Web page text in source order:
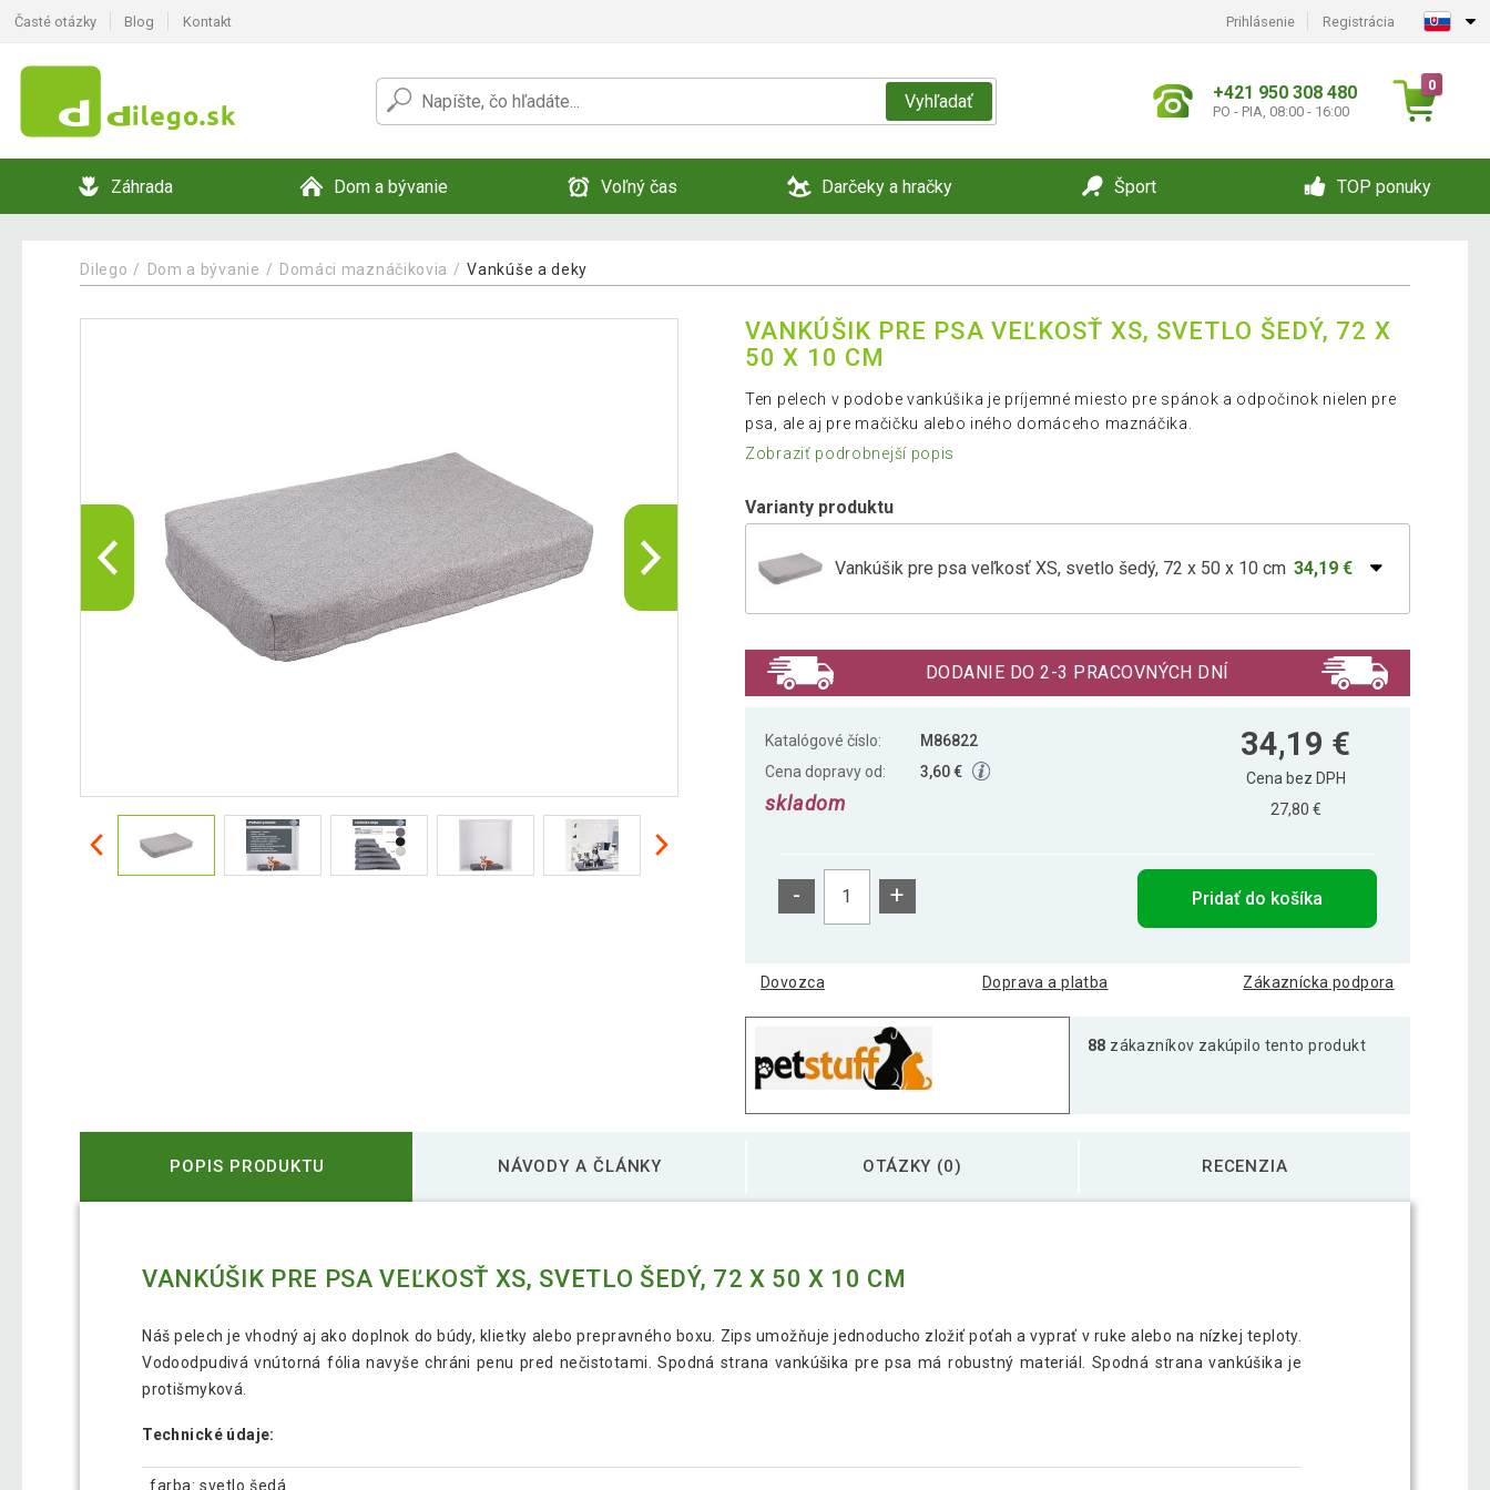
Časté otázky Blog Kontakt Prihlásenie Registrácia
Vyhľadať +421 950 308 480
PO - PIA, 08:00 - 16:00
0
Záhrada Dom a bývanie Voľný čas Darčeky a hračky Šport TOP ponuky
Dilego Dom a bývanie Domáci maznáčikovia Vankúše a deky
VANKÚŠIK PRE PSA VEĽKOSŤ XS, SVETLO ŠEDÝ, 72 X
50 X 10 CM
Ten pelech v podobe vankúšika je príjemné miesto pre spánok a odpočinok nielen pre
psa, ale aj pre mačičku alebo iného domáceho maznáčika.
Zobraziť podrobnejší popis
Varianty produktu
Vankúšik pre psa veľkosť XS, svetlo šedý, 72 x 50 x 10 cm 34,19 €
Vankúšik pre psa veľkosť M, svetle šedý, 100 x 65 x 10 cm 55,39 €
Vankúšik pre psa veľkosť S, svetlo šedý, 79 x 60 x 10 cm
Vankúšik pre psa veľkosť XL, svetlo šedý, 140 x 100 x 10 cm
DODANIE DO 2-3 PRACOVNÝCH DNÍ
Katalógové číslo:
M86822
Cena dopravy od:
3,60 €
skladom
34,19 €
Cena bez DPH
27,80 €
- + Pridať do košíka
Dovozca Doprava a platba Zákaznícka podpora
88 zákazníkov zakúpilo tento produkt
POPIS PRODUKTU NÁVODY A ČLÁNKY OTÁZKY (0) RECENZIA
VANKÚŠIK PRE PSA VEĽKOSŤ XS, SVETLO ŠEDÝ, 72 X 50 X 10 CM
Náš pelech je vhodný aj ako doplnok do búdy, klietky alebo prepravného boxu. Zips umožňuje jednoducho zložiť poťah a vyprať v ruke alebo na nízkej teploty.
Vodoodpudivá vnútorná fólia navyše chráni penu pred nečistotami. Spodná strana vankúšika pre psa má robustný materiál. Spodná strana vankúšika je
protišmyková.
Technické údaje:
farba: svetlo šedá